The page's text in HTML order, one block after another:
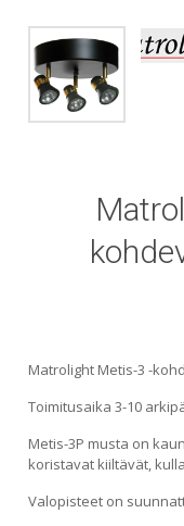
Matrolight Metis-3 -
Toimitusaika 3-10
Metis-3P musta on
koristavat kiiltävät,
Valopisteet on